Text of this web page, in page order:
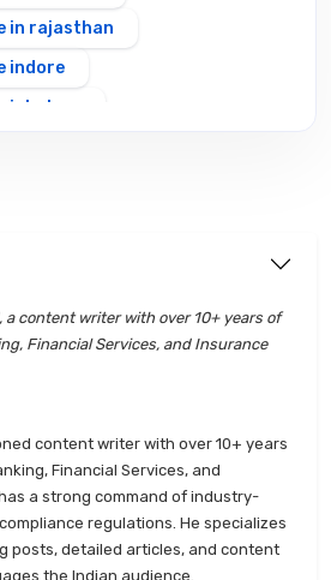
in rajasthan
indore
jabalpur
mumbai
noida
patna
portability
a content writer with over 10+ years of
Financial Services, and Insurance
content writer with over 10+ years
Financial Services, and
a strong command of industry-
regulations. He specializes
posts, detailed articles, and content
the Indian audience.